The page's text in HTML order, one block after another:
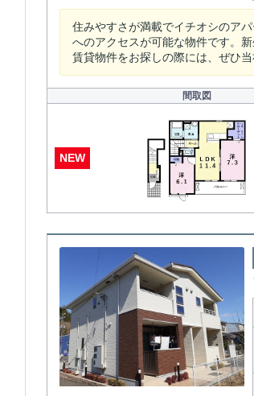
住みやすさが満載でイチオシのア
へのアクセスが可能な物件です。
賃貸物件をお探しの際には、ぜひ当
間取図
NEW